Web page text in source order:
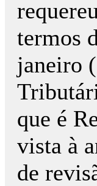
termos
janeiro
que é
vista à
de